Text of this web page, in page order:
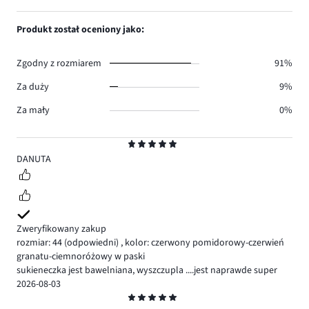
5
DANUTA
Zweryfikowany zakup
rozmiar: 44 (odpowiedni) , kolor: czerwony pomidorowy-czerwień
granatu-ciemnoróżowy w paski
sukieneczka jest bawelniana, wyszczupla ....jest naprawde super
2026-08-03
1,
Produkt został oceniony jako:
Zgodny z rozmiarem
91%
Za duży
9%
Za mały
0%